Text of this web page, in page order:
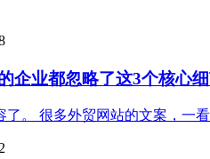
企业都忽略了这3个核心
。 很多外贸网站的文案，一